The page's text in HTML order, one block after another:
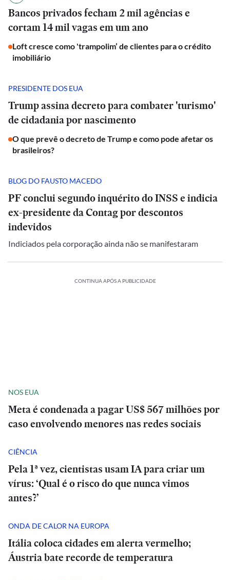
Bancos privados fecham 2 mil agências e
cortam 14 mil vagas em um ano
Loft cresce como 'trampolim’ de clientes para o crédito
imobiliário
PRESIDENTE DOS EUA
Trump assina decreto para combater 'turismo'
de cidadania por nascimento
O que prevê o decreto de Trump e como pode afetar os
brasileiros?
BLOG DO FAUSTO MACEDO
PF conclui segundo inquérito do INSS e indicia
ex-presidente da Contag por descontos
indevidos
Indiciados pela corporação ainda não se manifestaram
CONTINUA APÓS A PUBLICIDADE
NOS EUA
Meta é condenada a pagar US$ 567 milhões por
caso envolvendo menores nas redes sociais
CIÊNCIA
Pela 1ª vez, cientistas usam IA para criar um
vírus: ‘Qual é o risco do que nunca vimos
antes?’
ONDA DE CALOR NA EUROPA
Itália coloca cidades em alerta vermelho;
Áustria bate recorde de temperatura